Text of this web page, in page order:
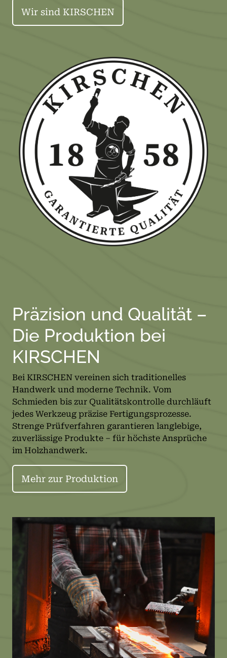
Wir sind KIRSCHEN
Präzision und Qualität –
Die Produktion bei
KIRSCHEN
Bei KIRSCHEN vereinen sich traditionelles
Handwerk und moderne Technik. Vom
Schmieden bis zur Qualitätskontrolle durchläuft
jedes Werkzeug präzise Fertigungsprozesse.
Strenge Prüfverfahren garantieren langlebige,
zuverlässige Produkte – für höchste Ansprüche
im Holzhandwerk.
Mehr zur Produktion